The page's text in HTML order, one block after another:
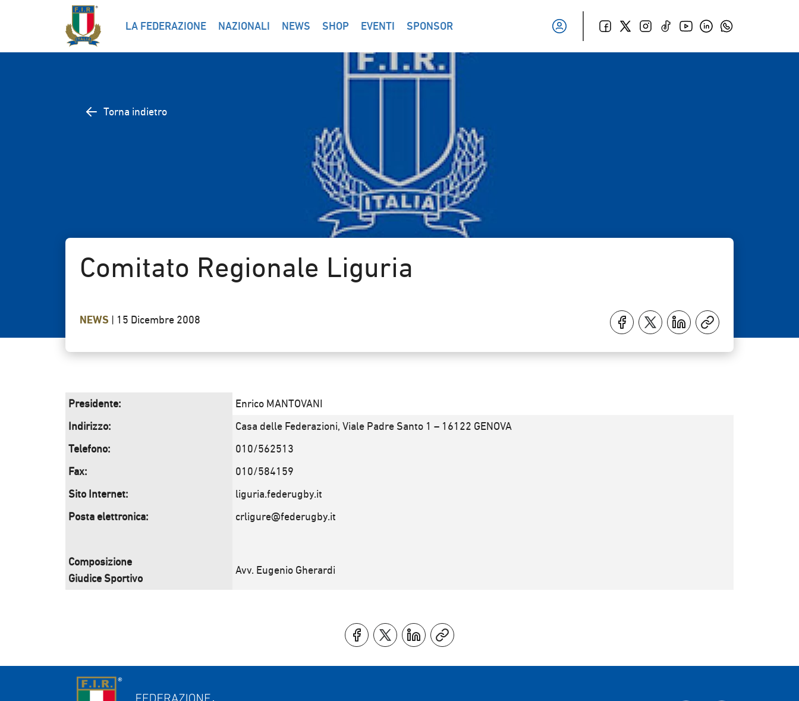
LA FEDERAZIONE NAZIONALI NEWS SHOP EVENTI SPONSOR
Torna indietro
Comitato Regionale Liguria
NEWS | 15 Dicembre 2008
Presidente:
Enrico MANTOVANI
Indirizzo:
Casa delle Federazioni, Viale Padre Santo 1 – 16122 GENOVA
Telefono:
010/562513
Fax:
010/584159
Sito Internet:
liguria.federugby.it
Posta elettronica:
crligure@federugby.it
Composizione
Giudice Sportivo
Avv. Eugenio Gherardi